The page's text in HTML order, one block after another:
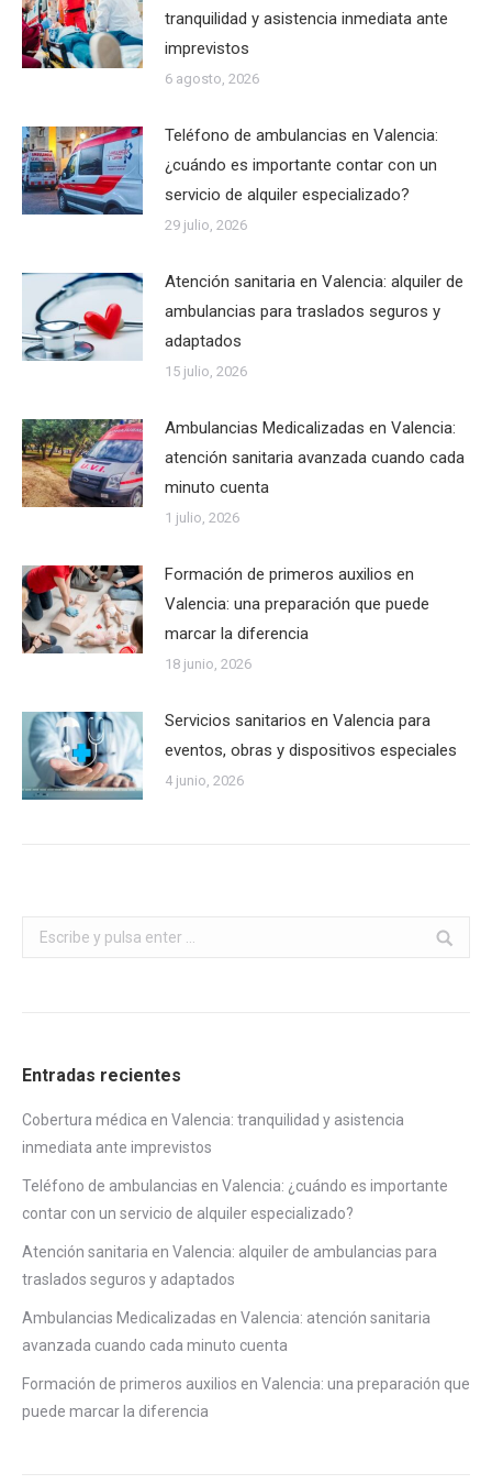
tranquilidad y asistencia inmediata ante
imprevistos
6 agosto, 2026
Teléfono de ambulancias en Valencia:
¿cuándo es importante contar con un
servicio de alquiler especializado?
29 julio, 2026
Atención sanitaria en Valencia: alquiler de
ambulancias para traslados seguros y
adaptados
15 julio, 2026
Ambulancias Medicalizadas en Valencia:
atención sanitaria avanzada cuando cada
minuto cuenta
1 julio, 2026
Formación de primeros auxilios en
Valencia: una preparación que puede
marcar la diferencia
18 junio, 2026
Servicios sanitarios en Valencia para
eventos, obras y dispositivos especiales
4 junio, 2026
Buscar:
Entradas recientes
Cobertura médica en Valencia: tranquilidad y asistencia
inmediata ante imprevistos
Teléfono de ambulancias en Valencia: ¿cuándo es importante
contar con un servicio de alquiler especializado?
Atención sanitaria en Valencia: alquiler de ambulancias para
traslados seguros y adaptados
Ambulancias Medicalizadas en Valencia: atención sanitaria
avanzada cuando cada minuto cuenta
Formación de primeros auxilios en Valencia: una preparación que
puede marcar la diferencia